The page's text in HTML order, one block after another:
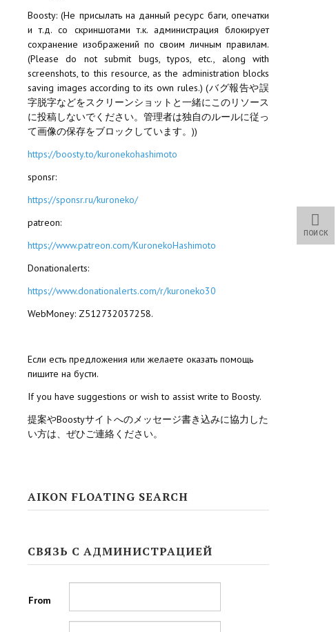
Boosty: (Не присылать на данный ресурс баги, опечатки
и т.д. со скриншотами т.к. администрация блокирует
сохранение изображений по своим личным правилам.
(Please do not submit bugs, typos, etc., along with
screenshots, to this resource, as the administration blocks
saving images according to its own rules.) (バグ報告や誤
字脱字などをスクリーンショットと一緒にこのリソース
に投稿しないでください。管理者は独自のルールに従っ
て画像の保存をブロックしています。))
https://boosty.to/kuronekohashimoto
sponsr:
https://sponsr.ru/kuroneko/
patreon:
https://www.patreon.com/KuronekoHashimoto
Donationalerts:
https://www.donationalerts.com/r/kuroneko30
WebMoney: Z512732037258.
Если есть предложения или желаете оказать помощь
пишите на бусти.
If you have suggestions or wish to assist write to Boosty.
提案やBoostyサイトへのメッセージ書き込みに協力した
い方は、ぜひご連絡ください。
AIKON FLOATING SEARCH
ПОИСК
СВЯЗЬ С АДМИНИСТРАЦИЕЙ
From